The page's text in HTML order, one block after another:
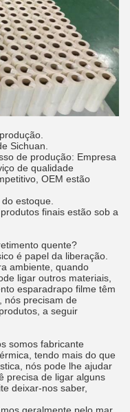
Sichuan.
de produção: Empresa
de qualidade
OEM estão
estoque.
finais estão sob a
quente?
é papel da liberação.
ambiente, quando
ligar outros materiais,
esparadrapo filme têm
nós precisam de
a seguir
somos fabricante
tendo mais do que
nós pode lhe ajudar
precisa de ligar alguns
deixar-nos saber,
geralmente pelo mar